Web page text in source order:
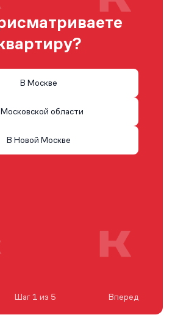
В Москве
области
В Новой Москве
Шаг 1 из 5 Вперед